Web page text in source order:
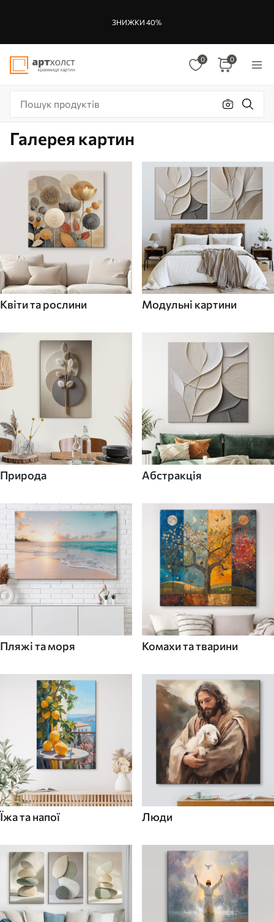
ЗНИЖКИ 40%
0 0
Галерея картин
Квіти та рослини Модульні картини
Природа Абстракція
Пляжі та моря Комахи та тварини
Їжа та напої Люди